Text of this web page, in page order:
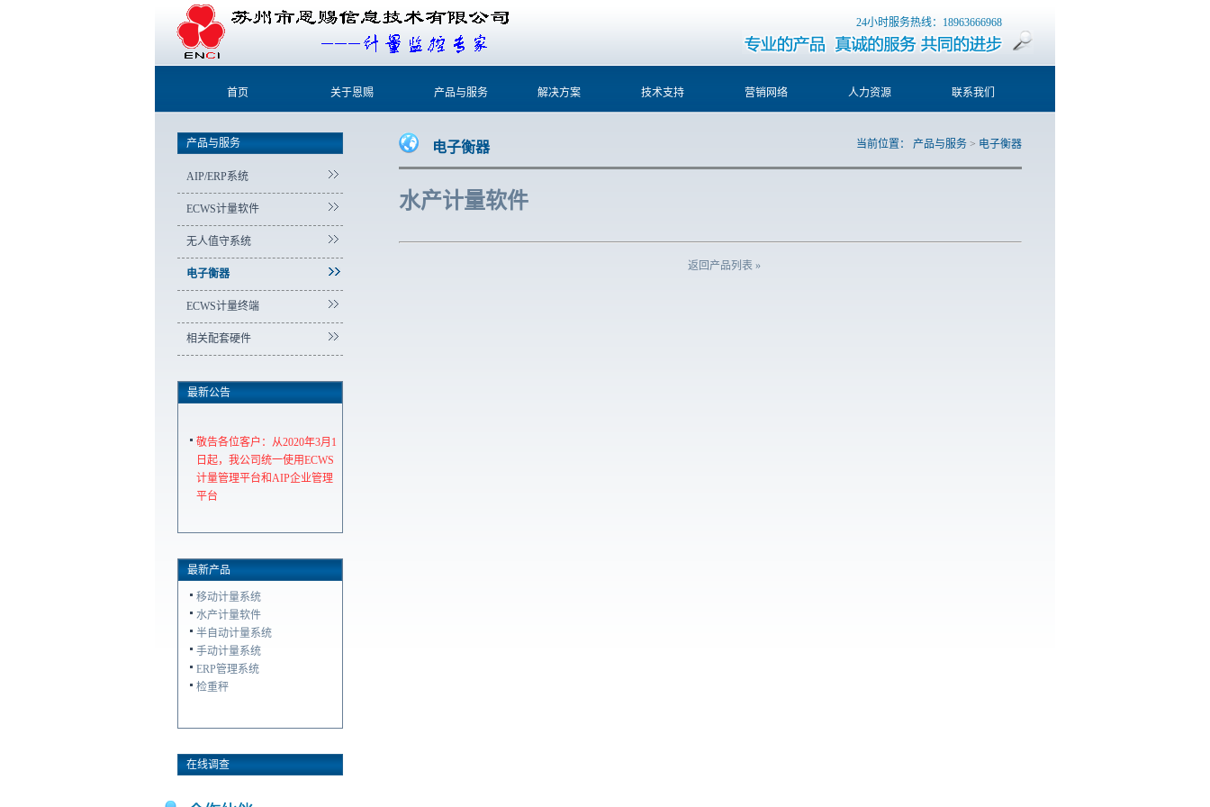
24小时服务热线：18963666968
首页 关于恩赐 产品与服务 解决方案 技术支持 营销网络 人力资源 联系我们
产品与服务
AIP/ERP系统
ECWS计量软件
无人值守系统
电子衡器
ECWS计量终端
相关配套硬件
最新公告
敬告各位客户：从2020年3月1
日起，我公司统一使用ECWS
计量管理平台和AIP企业管理
平台
最新产品
移动计量系统
水产计量软件
半自动计量系统
手动计量系统
ERP管理系统
检重秤
在线调查
电子衡器 当前位置： 产品与服务 > 电子衡器
水产计量软件
返回产品列表 »